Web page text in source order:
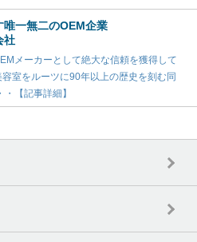
唯一無二のOEM企業
社
メーカーとして絶大な信頼を獲得して
室をルーツに90年以上の歴史を刻む同
【記事詳細】